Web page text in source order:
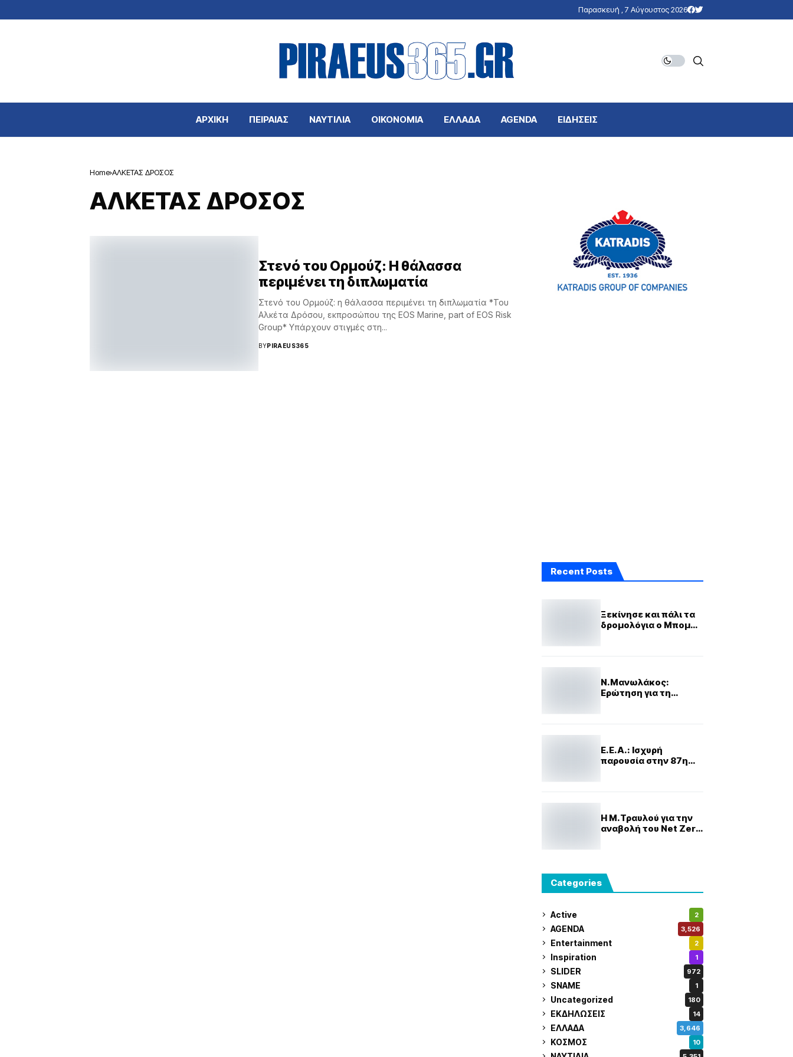
Παρασκευή , 7 Αύγουστος 2026
ΑΡΧΙΚΗ ΠΕΙΡΑΙΑΣ ΝΑΥΤΙΛΙΑ ΟΙΚΟΝΟΜΙΑ ΕΛΛΑΔΑ AGENDA ΕΙΔΗΣΕΙΣ
Home ΑΛΚΕΤΑΣ ΔΡΟΣΟΣ
ΑΛΚΕΤΑΣ ΔΡΟΣΟΣ
Στενό του Ορμούζ: Η θάλασσα
περιμένει τη διπλωματία
Στενό του Ορμούζ: η θάλασσα περιμένει τη διπλωματία *Του
Αλκέτα Δρόσου, εκπροσώπου της EOS Marine, part of EOS Risk
Group* Υπάρχουν στιγμές στη...
BYPIRAEUS365
Recent Posts
Ξεκίνησε και πάλι τα
δρομολόγια ο Μπομπ
Ν.Μανωλάκος:
Ερώτηση για τη
Ε.Ε.Α.: Ισχυρή
παρουσία στην 87η
Η Μ.Τραυλού για την
αναβολή του Net Zero
Categories
Active 2
AGENDA 3,526
Entertainment 2
Inspiration 1
SLIDER 972
SNAME 1
Uncategorized 180
ΕΚΔΗΛΩΣΕΙΣ 14
ΕΛΛΑΔΑ 3,646
ΚΟΣΜΟΣ 10